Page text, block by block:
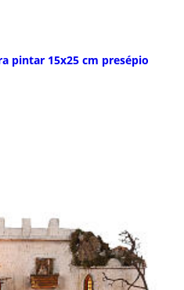
pintar 15x25 cm presépio